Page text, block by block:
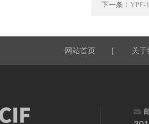
下一条： YPF-
网站首页 | 关于